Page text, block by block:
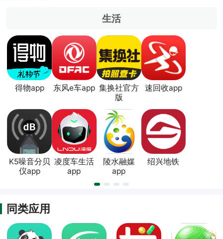
生活
得物app 东风e车app 集换社官方
版
速回收app
K5噪音分贝
仪app
凌度车生活
app
陵水融媒
app
绍兴地铁
同类应用